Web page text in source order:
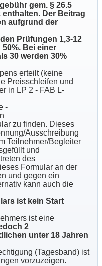
gem. § 26.5
enthalten. Der Beitrag
aufgrund der
Prüfungen 1,3-12
Bei einer
30 werden 30%
erteilt (keine
Preisschleifen und
in LP 2 - FAB L-
-
zu finden. Dieses
Ausschreibung
Teilnehmer/Begleiter
und
des
Formular an der
und gegen ein
kann auch die
ist kein Start
ist eine
2
unter 18 Jahren
(Tagesband) ist
vorzuzeigen.